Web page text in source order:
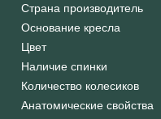
Страна производитель
Основание кресла
Цвет
Наличие спинки
Количество колесиков
Анатомические свойства